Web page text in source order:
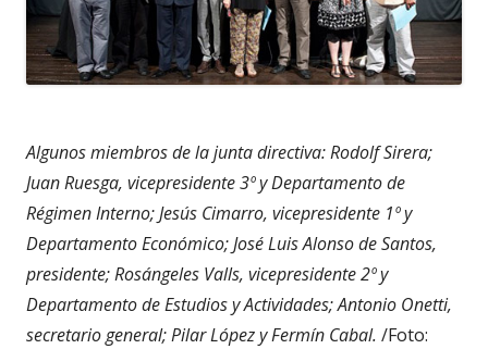
Algunos miembros de la junta directiva: Rodolf Sirera;
Juan Ruesga, vicepresidente 3º y Departamento de
Régimen Interno; Jesús Cimarro, vicepresidente 1º y
Departamento Económico; José Luis Alonso de Santos,
presidente; Rosángeles Valls, vicepresidente 2º y
Departamento de Estudios y Actividades; Antonio Onetti,
secretario general; Pilar López y Fermín Cabal. /Foto: